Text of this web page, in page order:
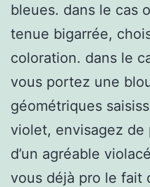
bleues. dans le cas
tenue bigarrée,
coloration. dans le
vous portez une
géométriques
violet, envisagez de
d’un agréable
vous déjà pro le fait